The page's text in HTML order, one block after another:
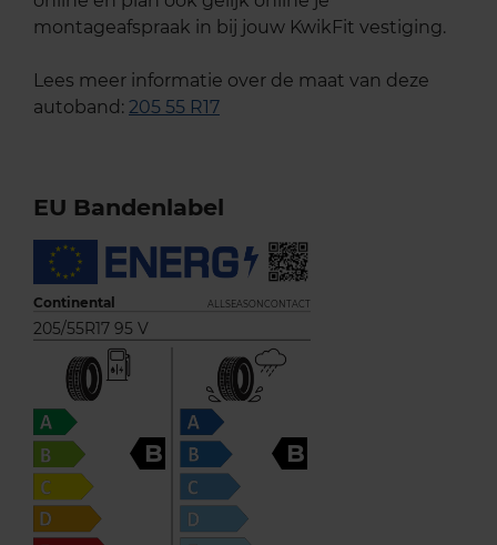
montageafspraak in bij jouw KwikFit vestiging.
Lees meer informatie over de maat van deze
autoband: 205 55 R17
EU Bandenlabel
Continental ALLSEASONCONTACT
205/55R17 95 V
B B